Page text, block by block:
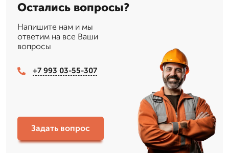
Остались вопросы?
Напишите нам и мы
ответим на все Ваши
вопросы
+7 993 03-55-307
Задать вопрос